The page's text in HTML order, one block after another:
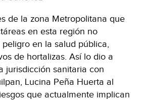
de la zona Metropolitana que
en esta región no
en la salud pública,
de hortalizas. Así lo dio a
jurisdicción sanitaria con
Lucina Peña Huerta al
que actualmente implican